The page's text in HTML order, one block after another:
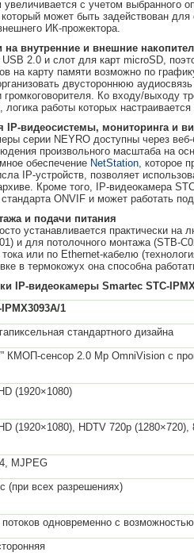
увеличивается с учетом
может быть задействован
ИК-прожектора.
на внутренние и внешние
2.0 и слот для карт microSD,
на карту памяти возможно по
двустороннюю
Ко входу/выходу
логика работы которых
видеосистемы, мониторинга и
серии NEYRO доступны через
произвольного масштаба на
обеспечение NetStation, которое
IP-устройств, позволяет
Кроме того, IP-видеокамера
ONVIF и может работать
и подачи питания
устанавливается практически
и для потолочного монтажа (STB-
тока или по Ethernet-кабелю
в термокожух она способна
IP-видеокамеры Smartec STC-
1
стандартного дизайна
КМОП-сенсор 2.0 Mp OmniVision с
(1920×1080)
(1920×1080), HDTV 720p
MJPEG
(при всех разрешениях)
одновременно с